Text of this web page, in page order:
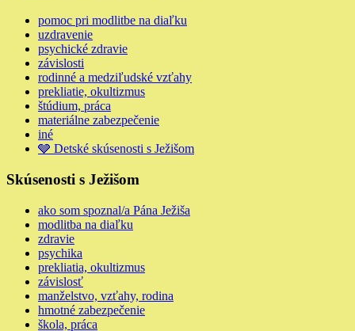
pomoc pri modlitbe na diaľku
uzdravenie
psychické zdravie
závislosti
rodinné a medziľudské vzťahy
prekliatie, okultizmus
štúdium, práca
materiálne zabezpečenie
iné
🩶 Detské skúsenosti s Ježišom
Skúsenosti s Ježišom
ako som spoznal/a Pána Ježiša
modlitba na diaľku
zdravie
psychika
prekliatia, okultizmus
závislosť
manželstvo, vzťahy, rodina
hmotné zabezpečenie
škola, práca